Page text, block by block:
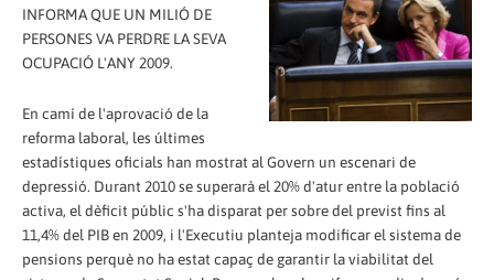
INFORMA QUE UN MILIÓ DE
PERSONES VA PERDRE LA SEVA
OCUPACIÓ L'ANY 2009.
En camí de l'aprovació de la
reforma laboral, les últimes
estadístiques oficials han mostrat al Govern un escenari de
depressió. Durant 2010 se superarà el 20% d'atur entre la població
activa, el dèficit públic s'ha disparat per sobre del previst fins al
11,4% del PIB en 2009, i l'Executiu planteja modificar el sistema de
pensions perquè no ha estat capaç de garantir la viabilitat del